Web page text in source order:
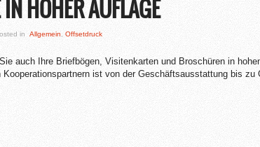
HOHER AUFLAGE
in Allgemein Offsetdruck
auch Ihre Briefbögen, Visitenkarten und Broschüren in
Kooperationspartnern ist von der Geschäftsausstattung bis zu